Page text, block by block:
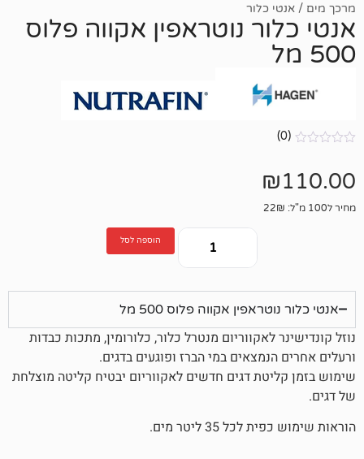
כלור
נוטראפין אקווה פלוס
הוספה לסל
אקווה פלוס 500 מל
מנטרל כלור, כלורומין, מתכות כבדות
במי הברז ופוגעים בדגים.
דגים חדשים לאקווריום יבטיח קליטה מוצלחת
35 ליטר מים.